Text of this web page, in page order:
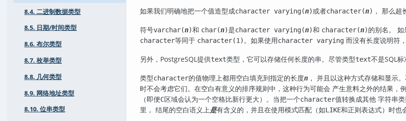
8.4. 二进制数据类型
8.5. 日期/时间类型
8.6. 布尔类型
8.7. 枚举类型
8.8. 几何类型
8.9. 网络地址类型
8.10. 位串类型
如果我们明确地把一个值造型成character varying(n)或者character(n) ， 那么
符号varchar(n)和 char(n)是character varying(n)和 character(n)的别名。
character等同于 character(1)。如果使用character varying 而没有长度说明符
另外， PostgreSQL提供text类型，它可以存储任何长度的串。尽管类型text不是SQL标
类型character的值物理上都用空白填充到指定的长度n ， 并且以这种方式存储和显示
时不会考虑它们。在空白有意义的排序规则中，这种行为可能会 产生意料之外的结果，
（即便C区域会认为一个空格比新行更大）。当把一个character值转换成其他 字符串
里， 结尾的空白语义上是有含义的，并且在使用模式匹配（如LIKE和正则表达式）时也